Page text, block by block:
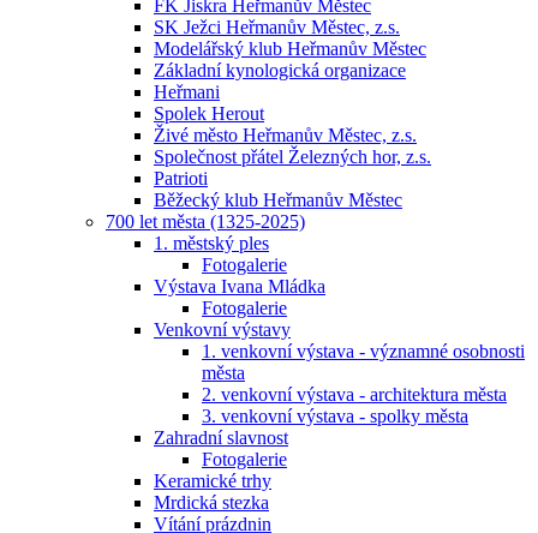
FK Jiskra Heřmanův Městec
SK Ježci Heřmanův Městec, z.s.
Modelářský klub Heřmanův Městec
Základní kynologická organizace
Heřmani
Spolek Herout
Živé město Heřmanův Městec, z.s.
Společnost přátel Železných hor, z.s.
Patrioti
Běžecký klub Heřmanův Městec
700 let města (1325-2025)
1. městský ples
Fotogalerie
Výstava Ivana Mládka
Fotogalerie
Venkovní výstavy
1. venkovní výstava - významné osobnosti
města
2. venkovní výstava - architektura města
3. venkovní výstava - spolky města
Zahradní slavnost
Fotogalerie
Keramické trhy
Mrdická stezka
Vítání prázdnin